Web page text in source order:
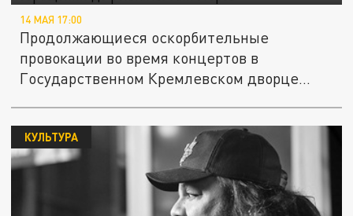
14 МАЯ 17:00
Продолжающиеся оскорбительные
провокации во время концертов в
Государственном Кремлевском дворце
КУЛЬТУРА